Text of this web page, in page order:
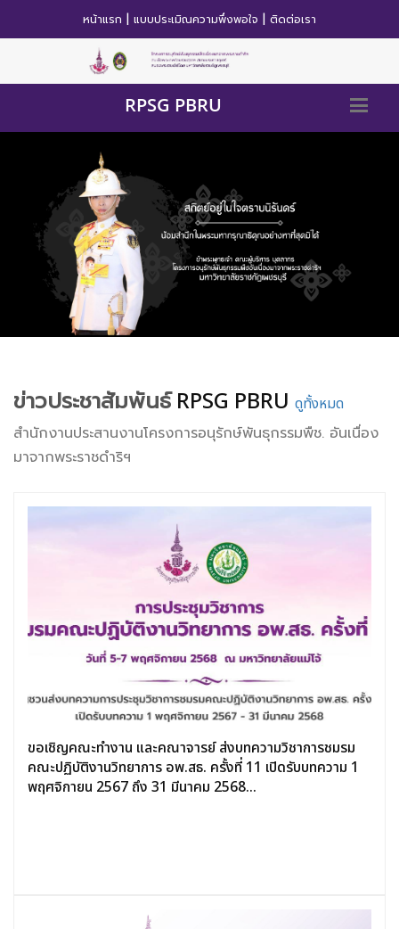
หน้าแรก | แบบประเมิณความพึ่งพอใจ | ติดต่อเรา
RPSG PBRU
ข่าวประชาสัมพันธ์ RPSG PBRU ดูทั้งหมด
สำนักงานประสานงานโครงการอนุรักษ์พันธุกรรมพืช. อันเนื่อง
มาจากพระราชดำริฯ
ขอเชิญคณะทำงาน และคณาจารย์ ส่งบทความวิชาการชมรม
คณะปฏิบัติงานวิทยาการ อพ.สธ. ครั้งที่ 11 เปิดรับบทความ 1
พฤศจิกายน 2567 ถึง 31 มีนาคม 2568...